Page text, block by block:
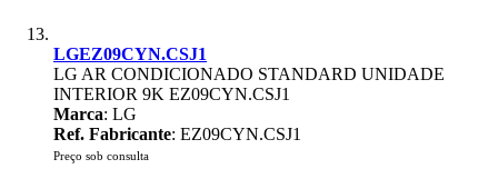
LGEZ09CYN.CSJ1
LG AR CONDICIONADO STANDARD UNIDADE
INTERIOR 9K EZ09CYN.CSJ1
Marca: LG
Ref. Fabricante: EZ09CYN.CSJ1
Preço sob consulta